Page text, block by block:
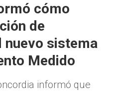
cómo
de
nuevo sistema
Medido
informó que